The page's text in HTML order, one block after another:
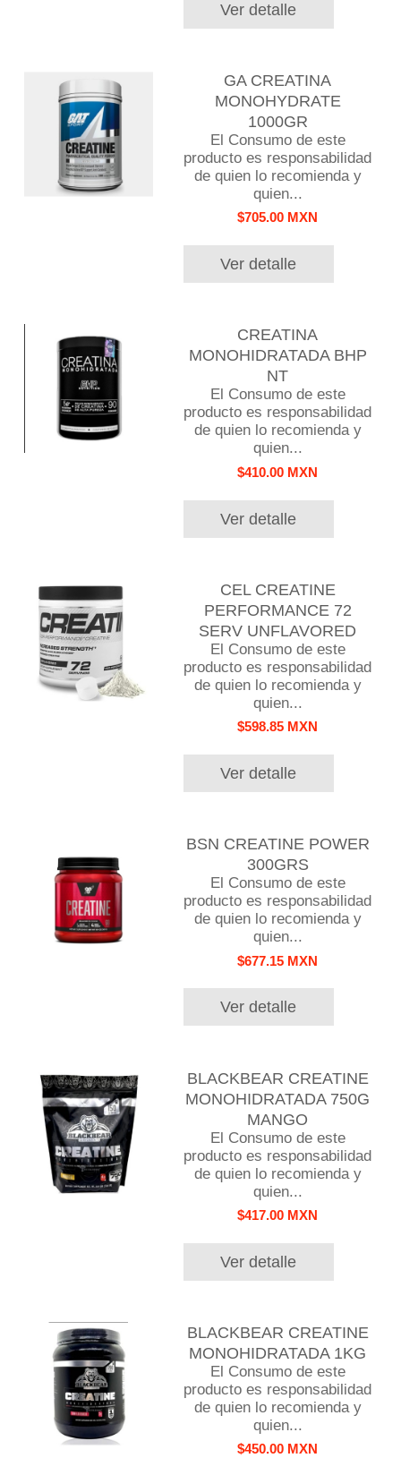
Ver detalle
GA CREATINA
MONOHYDRATE
1000GR
El Consumo de este
producto es responsabilidad
de quien lo recomienda y
quien...
$705.00 MXN
Ver detalle
CREATINA
MONOHIDRATADA BHP
NT
El Consumo de este
producto es responsabilidad
de quien lo recomienda y
quien...
$410.00 MXN
Ver detalle
CEL CREATINE
PERFORMANCE 72
SERV UNFLAVORED
El Consumo de este
producto es responsabilidad
de quien lo recomienda y
quien...
$598.85 MXN
Ver detalle
BSN CREATINE POWER
300GRS
El Consumo de este
producto es responsabilidad
de quien lo recomienda y
quien...
$677.15 MXN
Ver detalle
BLACKBEAR CREATINE
MONOHIDRATADA 750G
MANGO
El Consumo de este
producto es responsabilidad
de quien lo recomienda y
quien...
$417.00 MXN
Ver detalle
BLACKBEAR CREATINE
MONOHIDRATADA 1KG
El Consumo de este
producto es responsabilidad
de quien lo recomienda y
quien...
$450.00 MXN